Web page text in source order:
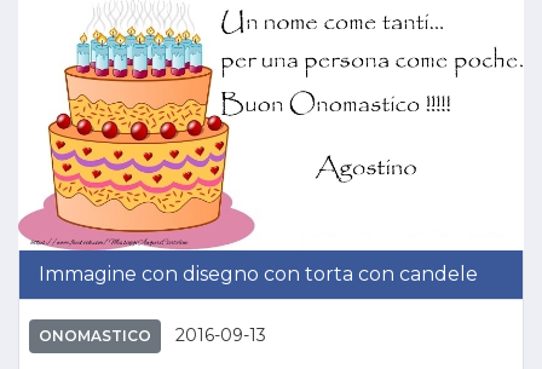
Immagine con disegno con torta con candele
ONOMASTICO 2016-09-13